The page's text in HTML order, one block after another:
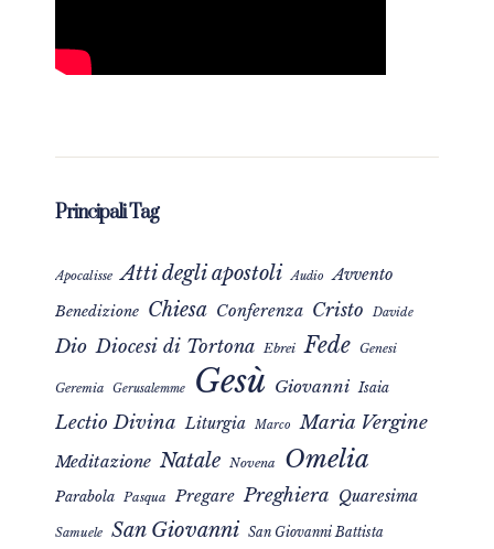
Principali Tag
Apocalisse Atti degli apostoli Audio Avvento
Benedizione Chiesa Conferenza Cristo Davide
Dio Diocesi di Tortona Ebrei Fede Genesi
Geremia Gerusalemme Gesù Giovanni Isaia
Lectio Divina Liturgia Marco Maria Vergine
Meditazione Natale Novena Omelia
Parabola Pasqua Pregare Preghiera Quaresima
Samuele San Giovanni San Giovanni Battista